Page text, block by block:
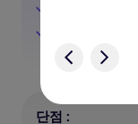
단점 :